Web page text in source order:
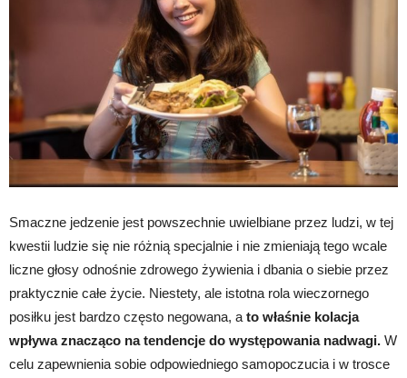
Smaczne jedzenie jest powszechnie uwielbiane przez ludzi, w tej
kwestii ludzie się nie różnią specjalnie i nie zmieniają tego wcale
liczne głosy odnośnie zdrowego żywienia i dbania o siebie przez
praktycznie całe życie. Niestety, ale istotna rola wieczornego
posiłku jest bardzo często negowana, a to właśnie kolacja
wpływa znacząco na tendencje do występowania nadwagi. W
celu zapewnienia sobie odpowiedniego samopoczucia i w trosce